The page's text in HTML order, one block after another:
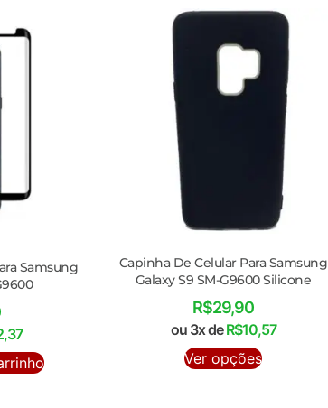
Samsung
Capinha De Celular Para Samsung
Galaxy S9 SM-G9600 Silicone
R$29,90
ou 3x deR$10,57
Ver opções